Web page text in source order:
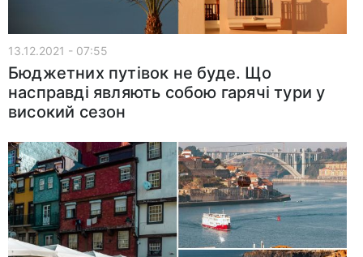
13.12.2021 - 07:55
Бюджетних путівок не буде. Що
насправді являють собою гарячі тури у
високий сезон